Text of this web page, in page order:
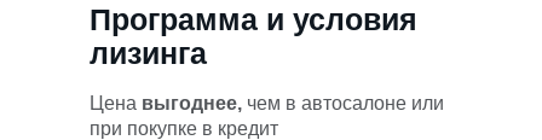
Программа и условия
лизинга
Цена выгоднее, чем в автосалоне или
при покупке в кредит